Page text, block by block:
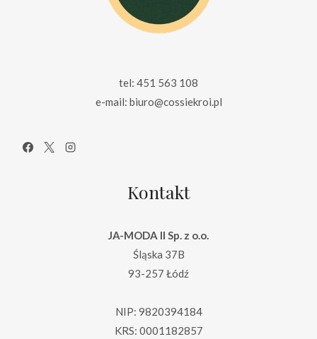
tel: 451 563 108
e-mail: biuro@cossiekroi.pl
Kontakt
JA-MODA II Sp. z o.o.
Śląska 37B
93-257 Łódź
NIP: 9820394184
KRS: 0001182857